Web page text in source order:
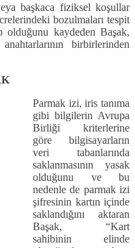
başkaca fiziksel koşullar
bozulmaları tespit
olduğunu kaydeden Başak,
birbirlerinden
Parmak izi, iris tanıma
gibi bilgilerin Avrupa
Birliği kriterlerine
göre bilgisayarların
veri tabanlarında
saklanmasının yasak
olduğunu ve bu
nedenle de parmak izi
şifresinin kartın içinde
saklandığını aktaran
Başak, “Kart
sahibinin elinde